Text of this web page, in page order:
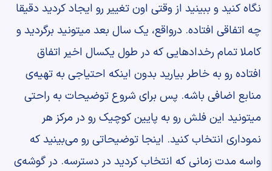
نگاه کنید ‫و ببینید از وقتی اون تغییر رو ایجاد کردید ‫دقیقا
چه اتفاقی افتاده. ‫درواقع، یک سال بعد میتونید برگردید ‫و
کاملا تمام رخدادهایی که در طول یکسال اخیر ‫اتفاق
افتاده رو به خاطر بیارید ‫بدون اینکه احتیاجی به تهیه‌ی
منابع اضافی باشه. ‫پس برای شروع توضیحات ‫به راحتی
میتونید این فلش رو به پایین کوچیک رو ‫در مرکز هر
نموداری انتخاب کنید. ‫اینجا توضیحاتی رو می‌بینید ‫که
واسه مدت زمانی که انتخاب کردید ‫در دسترسه. ‫در گوشه‌ی